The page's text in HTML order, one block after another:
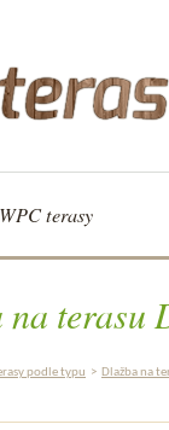
terasy
terasu
podle typu > Dlažba na